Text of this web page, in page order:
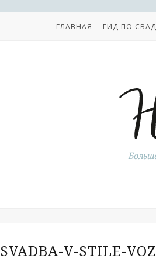
ГЛАВНАЯ ГИД ПО
SVADBA-V-STILE-